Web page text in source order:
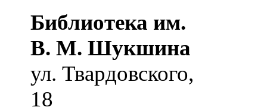
Библиотека им.
В. М. Шукшина
ул. Твардовского,
18